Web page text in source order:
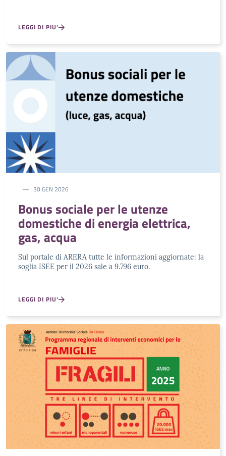
LEGGI DI PIU'
30 GEN 2026
Bonus sociale per le utenze
domestiche di energia elettrica,
gas, acqua
Sul portale di ARERA tutte le informazioni aggiornate: la
soglia ISEE per il 2026 sale a 9.796 euro.
LEGGI DI PIU'